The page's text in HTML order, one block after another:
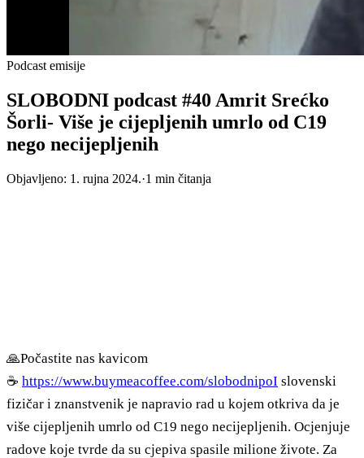
Podcast emisije
SLOBODNI podcast #40 Amrit Srećko
Šorli- Više je cijepljenih umrlo od C19
nego necijepljenih
Objavljeno: 1. rujna 2024.·1 min čitanja
🙏Počastite nas kavicom
☕ https://www.buymeacoffee.com/slobodnipoI slovenski
fizičar i znanstvenik je napravio rad u kojem otkriva da je
više cijepljenih umrlo od C19 nego necijepljenih. Ocjenjuje
radove koje tvrde da su cjepiva spasile milione živote. Za